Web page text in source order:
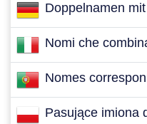
Doppelnamen
Nomi che
Nomes
Pasujące imiona